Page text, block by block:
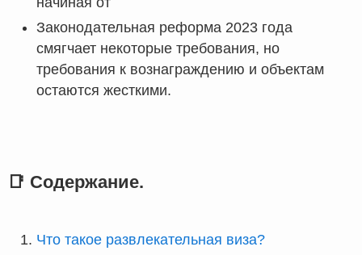
Законодательная реформа 2023 года
смягчает некоторые требования, но
требования к вознаграждению и объектам
остаются жесткими.
📑 Содержание.
Что такое развлекательная виза?